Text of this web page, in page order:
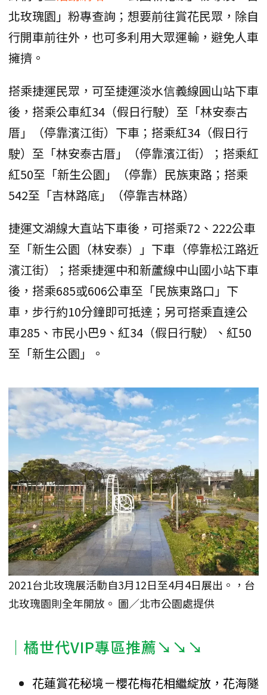
北玫瑰園」粉專查詢；想要前往賞花民眾，除自
行開車前往外，也可多利用大眾運輸，避免人車
擁擠。
搭乘捷運民眾，可至捷運淡水信義線圓山站下車
後，搭乘公車紅34（假日行駛）至「林安泰古
厝」（停靠濱江街）下車；搭乘紅34（假日行
駛）至「林安泰古厝」（停靠濱江街）；搭乘紅
紅50至「新生公園」（停靠）民族東路；搭乘
542至「吉林路底」（停靠吉林路）
捷運文湖線大直站下車後，可搭乘72、222公車
至「新生公園（林安泰）」下車（停靠松江路近
濱江街）；搭乘捷運中和新蘆線中山國小站下車
後，搭乘685或606公車至「民族東路口」下
車，步行約10分鐘即可抵達；另可搭乘直達公
車285、市民小巴9、紅34（假日行駛）、紅50
至「新生公園」。
2021台北玫瑰展活動自3月12日至4月4日展出。，台
北玫瑰園則全年開放。 圖／北市公園處提供
｜橘世代VIP專區推薦↘↘↘
花蓮賞花秘境－櫻花梅花相繼綻放，花海隧